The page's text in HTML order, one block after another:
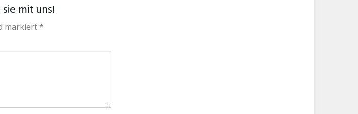
mit uns!
markiert *